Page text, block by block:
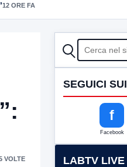
12 ORE FA
VOLTE
CERCA
SEGUICI
f
Facebook
LABTV LIVE